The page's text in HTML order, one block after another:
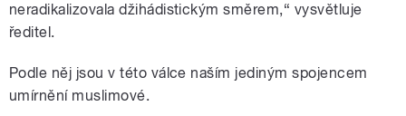
neradikalizovala džihádistickým směrem,“ vysvětluje
ředitel.
Podle něj jsou v této válce naším jediným spojencem
umírnění muslimové.